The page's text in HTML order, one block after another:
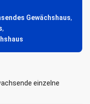
Gewächshaus,
,
einzelne